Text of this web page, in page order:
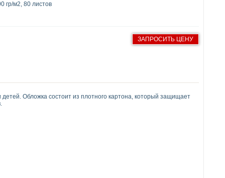
гр/м2, 80 листов
ЗАПРОСИТЬ ЦЕНУ
Обложка состоит из плотного картона, который защищает